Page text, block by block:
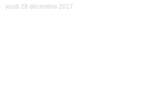
jeudi 28 décembre 2017